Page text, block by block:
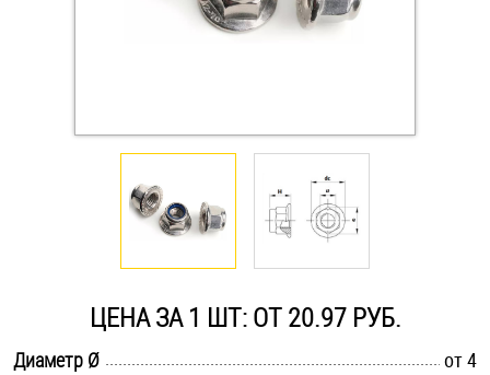
Оснастка и аксессуары для яхт
Стопорные кольца
ЦЕНА ЗА 1 ШТ: ОТ 20.97 РУБ.
Диаметр Ø
от 4